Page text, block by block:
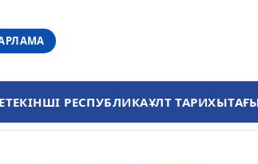
ЕКІНШІ РЕСПУБЛИКАҰЛТ ТАРИХЫ